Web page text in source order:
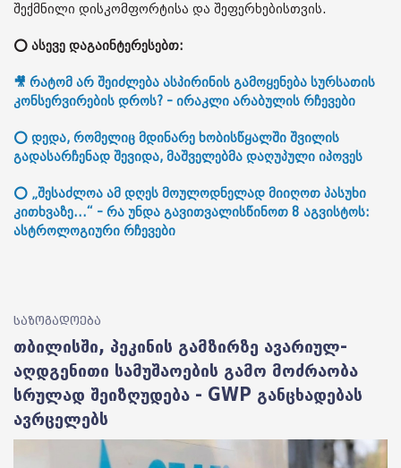
შექმნილი დისკომფორტისა და შეფერხებისთვის.
⭕ ასევე დაგაინტერესებთ:
🎥 რატომ არ შეიძლება ასპირინის გამოყენება სურსათის
კონსერვირების დროს? - ირაკლი არაბულის რჩევები
⭕ დედა, რომელიც მდინარე ხობისწყალში შვილის
გადასარჩენად შევიდა, მაშველებმა დაღუპული იპოვეს
⭕ „შესაძლოა ამ დღეს მოულოდნელად მიიღოთ პასუხი
კითხვაზე...“ - რა უნდა გავითვალისწინოთ 8 აგვისტოს:
ასტროლოგიური რჩევები
საზოგადოება
თბილისში, პეკინის გამზირზე ავარიულ-
აღდგენითი სამუშაოების გამო მოძრაობა
სრულად შეიზღუდება - GWP განცხადებას
ავრცელებს